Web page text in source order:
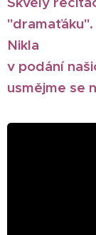
Nikla
v podání
usmějme se